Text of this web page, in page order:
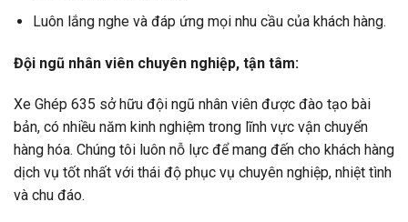
Luôn lắng nghe và đáp ứng mọi nhu cầu của khách hàng.
Đội ngũ nhân viên chuyên nghiệp, tận tâm:
Xe Ghép 635 sở hữu đội ngũ nhân viên được đào tạo bài
bản, có nhiều năm kinh nghiệm trong lĩnh vực vận chuyển
hàng hóa. Chúng tôi luôn nỗ lực để mang đến cho khách hàng
dịch vụ tốt nhất với thái độ phục vụ chuyên nghiệp, nhiệt tình
và chu đáo.